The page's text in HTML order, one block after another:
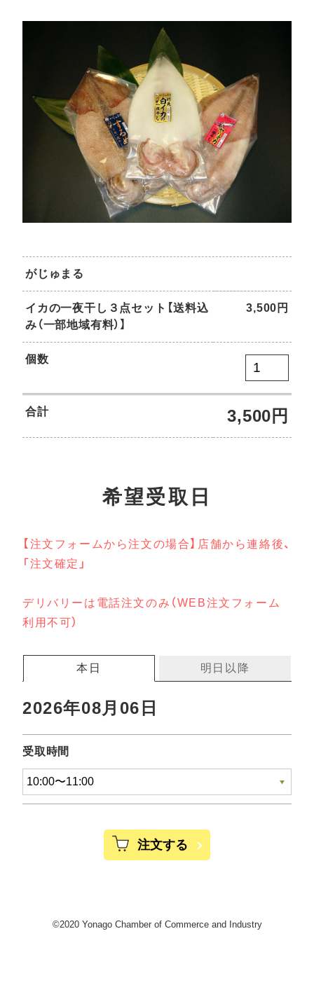
がじゅまる
イカの一夜干し３点セット【送料込
み（一部地域有料）】
3,500 円
個数
合計 3,500 円
希望受取日
【注文フォームから注文の場合】店舗から連絡後、
「注文確定」
デリバリーは電話注文のみ（WEB注文フォーム
利用不可）
本日 明日以降
2026年08月06日
受取時間
注文する
©2020 Yonago Chamber of Commerce and Industry